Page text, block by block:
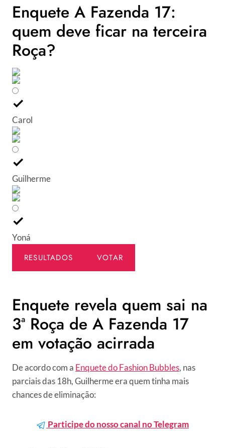
Enquete A Fazenda 17:
quem deve ficar na terceira
Roça?
Carol
Guilherme
Yoná
RESULTADOS VOTAR
Enquete revela quem sai na
3ª Roça de A Fazenda 17
em votação acirrada
De acordo com a Enquete do Fashion Bubbles, nas
parciais das 18h, Guilherme era quem tinha mais
chances de eliminação:
Participe do nosso canal no Telegram